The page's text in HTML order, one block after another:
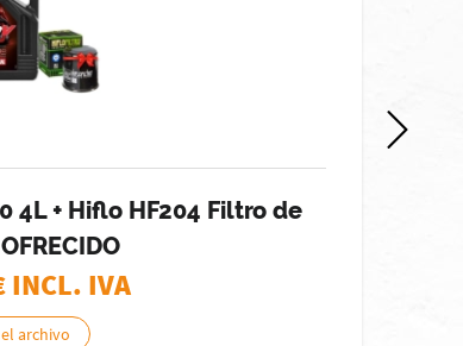
4L + Hiflo HF204 Filtro de
INCL. IVA
archivo